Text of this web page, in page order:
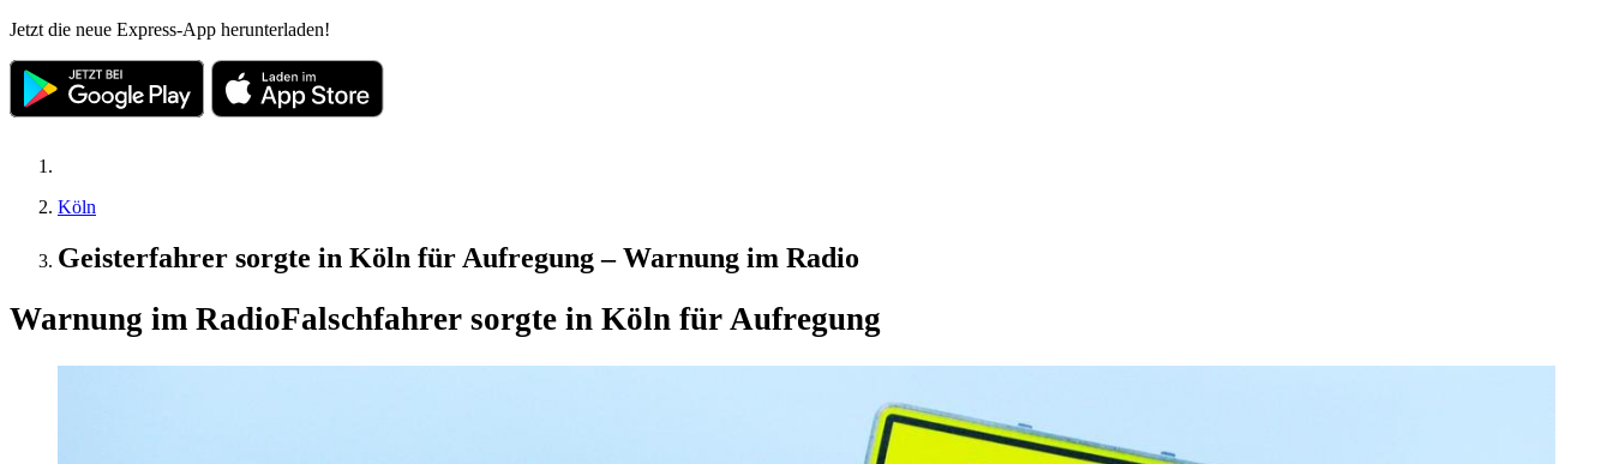
Jetzt die neue Express-App herunterladen!
Köln
Geisterfahrer sorgte in Köln für Aufregung – Warnung im Radio
Warnung im RadioFalschfahrer sorgte in Köln für Aufregung